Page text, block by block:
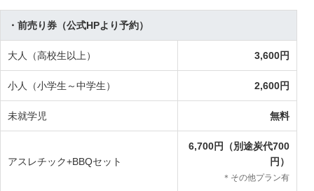
・前売り券（公式HPより予約）
大人（高校生以上） 3,600円
小人（小学生～中学生） 2,600円
未就学児 無料
アスレチック+BBQセット
6,700円（別途炭代700
円）
＊その他プラン有